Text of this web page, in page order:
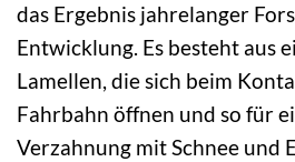
das Ergebnis jahrelanger
Entwicklung. Es besteht aus
Lamellen, die sich beim
Fahrbahn öffnen und so für
Verzahnung mit Schnee und